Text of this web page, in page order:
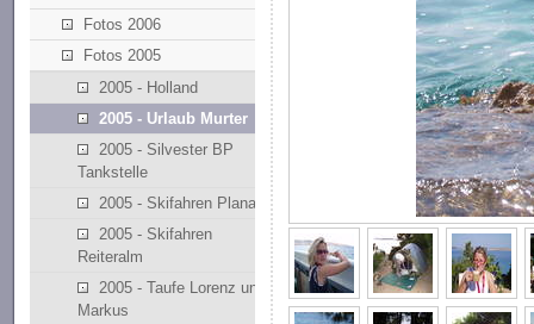
Fotos 2006
Fotos 2005
2005 - Holland
2005 - Urlaub Murter
2005 - Silvester BP
Tankstelle
2005 - Skifahren Planai
2005 - Skifahren
Reiteralm
2005 - Taufe Lorenz und
Markus